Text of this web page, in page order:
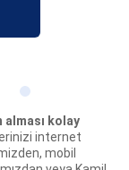
alması kolay
internet
mobil